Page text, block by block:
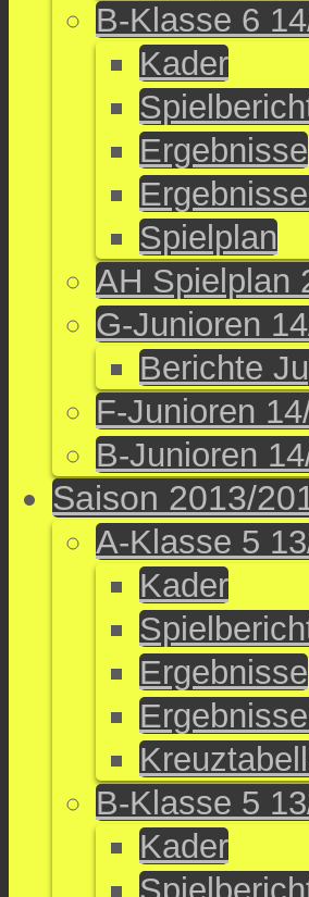
B-Klasse 6
Kader
Ergebnisse
Spielplan
AH Spielplan
G-Junioren
Berichte
F-Junioren
B-Junioren
Saison 2013/
A-Klasse 5
Kader
Ergebnisse
B-Klasse 5
Kader